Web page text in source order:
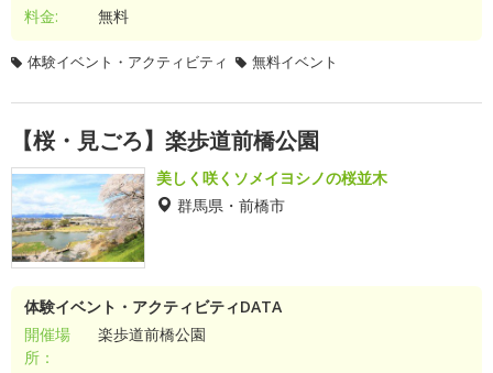
料金:
無料
体験イベント・アクティビティ 無料イベント
【桜・見ごろ】楽歩道前橋公園
美しく咲くソメイヨシノの桜並木
群馬県・前橋市
体験イベント・アクティビティDATA
開催場
所：
楽歩道前橋公園